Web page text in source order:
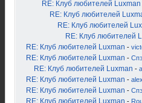
RE: Клуб любителей Luxman
RE: Клуб любителей
RE: Клуб любителей
RE: Клуб любителей
RE: Клуб любителей Luxman -
RE: Клуб любителей Luxman -
RE: Клуб любителей Luxman -
RE: Клуб любителей Luxman -
RE: Клуб любителей Luxman -
RE: Клуб любителей Luxman -